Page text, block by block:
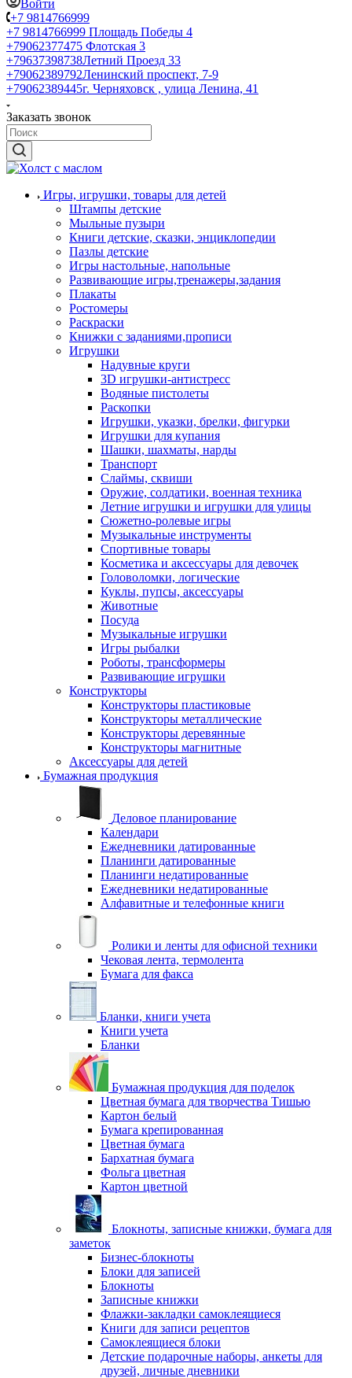
Войти
+7 9814766999
+7 9814766999 Площадь Победы 4
+79062377475 Флотская 3
+79637398738Летний Проезд 33
+79062389792Ленинский проспект, 7-9
+79062389445г. Черняховск , улица Ленина, 41
Заказать звонок
Игры, игрушки, товары для детей
Штампы детские
Мыльные пузыри
Книги детские, сказки, энциклопедии
Пазлы детские
Игры настольные, напольные
Развивающие игры,тренажеры,задания
Плакаты
Ростомеры
Раскраски
Книжки с заданиями,прописи
Игрушки
Надувные круги
3D игрушки-антистресс
Водяные пистолеты
Раскопки
Игрушки, указки, брелки, фигурки
Игрушки для купания
Шашки, шахматы, нарды
Транспорт
Слаймы, сквиши
Оружие, солдатики, военная техника
Летние игрушки и игрушки для улицы
Сюжетно-ролевые игры
Музыкальные инструменты
Спортивные товары
Косметика и аксессуары для девочек
Головоломки, логические
Куклы, пупсы, аксессуары
Животные
Посуда
Музыкальные игрушки
Игры рыбалки
Роботы, трансформеры
Развивающие игрушки
Конструкторы
Конструкторы пластиковые
Конструкторы металлические
Конструкторы деревянные
Конструкторы магнитные
Аксессуары для детей
Бумажная продукция
Деловое планирование
Календари
Ежедневники датированные
Планинги датированные
Планинги недатированные
Ежедневники недатированные
Алфавитные и телефонные книги
Ролики и ленты для офисной техники
Чековая лента, термолента
Бумага для факса
Бланки, книги учета
Книги учета
Бланки
Бумажная продукция для поделок
Цветная бумага для творчества Тишью
Картон белый
Бумага крепированная
Цветная бумага
Бархатная бумага
Фольга цветная
Картон цветной
Блокноты, записные книжки, бумага для
заметок
Бизнес-блокноты
Блоки для записей
Блокноты
Записные книжки
Флажки-закладки самоклеящиеся
Книги для записи рецептов
Самоклеящиеся блоки
Детские подарочные наборы, анкеты для
друзей, личные дневники